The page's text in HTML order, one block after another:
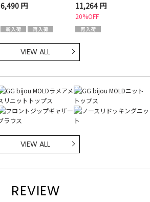
6,490 円 11,264 円
20%OFF
VIEW ALL
VIEW ALL
REVIEW